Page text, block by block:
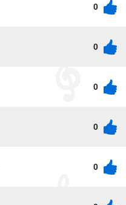
0
0
0
0
0